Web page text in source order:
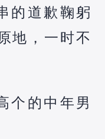
的道歉鞠躬
地，一时不
个的中年男